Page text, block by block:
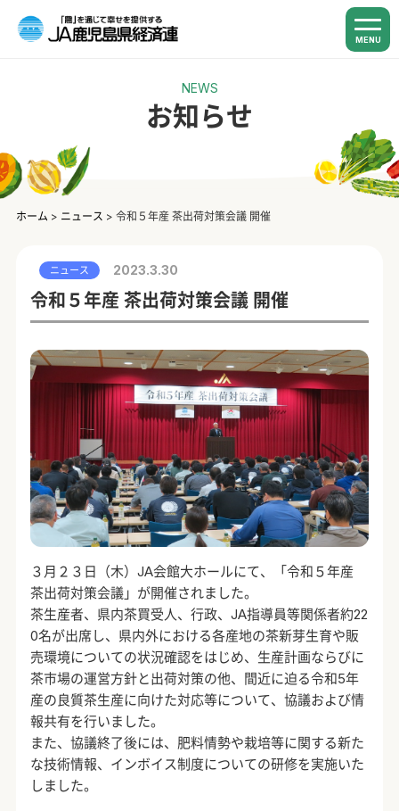
MENU
NEWS
お知らせ
ホーム > ニュース > 令和５年産 茶出荷対策会議 開催
ニュース 2023.3.30
令和５年産 茶出荷対策会議 開催
３月２３日（木）JA会館大ホールにて、「令和５年産
茶出荷対策会議」が開催されました。
茶生産者、県内茶買受人、行政、JA指導員等関係者約22
0名が出席し、県内外における各産地の茶新芽生育や販
売環境についての状況確認をはじめ、生産計画ならびに
茶市場の運営方針と出荷対策の他、間近に迫る令和5年
産の良質茶生産に向けた対応等について、協議および情
報共有を行いました。
また、協議終了後には、肥料情勢や栽培等に関する新た
な技術情報、インボイス制度についての研修を実施いた
しました。